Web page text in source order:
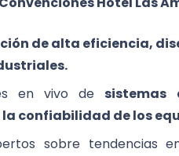
de alta eficiencia,
en vivo de sistemas
confiabilidad de los
sobre tendencias